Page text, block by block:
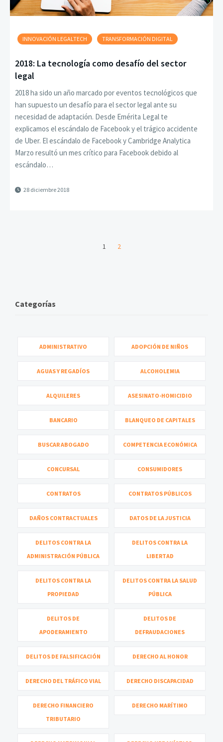
INNOVACIÓN LEGALTECH TRANSFORMACIÓN DIGITAL
2018: La tecnología como desafío del sector
legal
2018 ha sido un año marcado por eventos tecnológicos que
han supuesto un desafío para el sector legal ante su
necesidad de adaptación. Desde Emérita Legal te
explicamos el escándalo de Facebook y el trágico accidente
de Uber. El escándalo de Facebook y Cambridge Analytica
Marzo resultó un mes crítico para Facebook debido al
escándalo…
28 diciembre 2018
1 2
Categorías
ADMINISTRATIVO ADOPCIÓN DE NIÑOS
AGUAS Y REGADÍOS ALCOHOLEMIA
ALQUILERES ASESINATO-HOMICIDIO
BANCARIO BLANQUEO DE CAPITALES
BUSCAR ABOGADO COMPETENCIA ECONÓMICA
CONCURSAL CONSUMIDORES
CONTRATOS CONTRATOS PÚBLICOS
DAÑOS CONTRACTUALES DATOS DE LA JUSTICIA
DELITOS CONTRA LA
ADMINISTRACIÓN PÚBLICA
DELITOS CONTRA LA
LIBERTAD
DELITOS CONTRA LA
PROPIEDAD
DELITOS CONTRA LA SALUD
PÚBLICA
DELITOS DE
APODERAMIENTO
DELITOS DE
DEFRAUDACIONES
DELITOS DE FALSIFICACIÓN DERECHO AL HONOR
DERECHO DEL TRÁFICO VIAL DERECHO DISCAPACIDAD
DERECHO FINANCIERO
TRIBUTARIO
DERECHO MARÍTIMO